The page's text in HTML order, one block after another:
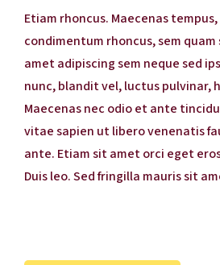
Etiam rhoncus. Maecenas
condimentum rhoncus, sem
amet adipiscing sem neque sed
nunc, blandit vel, luctus pulvinar,
Maecenas nec odio et ante
vitae sapien ut libero venenatis
ante. Etiam sit amet orci eget
Duis leo. Sed fringilla mauris sit